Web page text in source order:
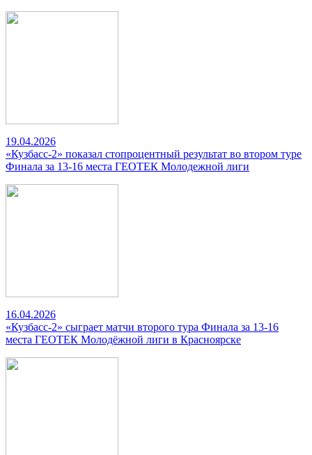
19.04.2026
«Кузбасс-2» показал стопроцентный результат во втором туре
Финала за 13-16 места ГЕОТЕК Молодежной лиги
16.04.2026
«Кузбасс-2» сыграет матчи второго тура Финала за 13-16
места ГЕОТЕК Молодёжной лиги в Красноярске